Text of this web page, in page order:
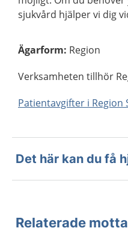
sjukvård hjälper vi dig
Ägarform: Region
Verksamheten tillhör
Patientavgifter i Region
Det här kan du få
Relaterade